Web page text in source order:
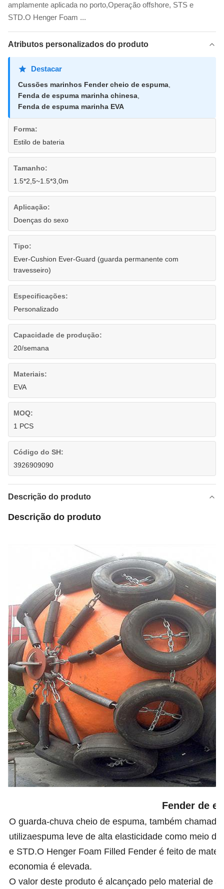
amplamente aplicada no porto,Operação offshore, STS e
STD.O Henger Foam ...
Atributos personalizados do produto
Destacar
Cussões marinhos Fender cheio de espuma
Fenda de espuma marinha chinesa
Fenda de espuma marinha EVA
Forma:
Estilo de bateria
Tamanho:
1.5*2,5~1.5*3,0m
Aplicação:
Doenças do sexo
Tipo:
Ever-Cushion Ever-Guard (guarda permanente com
travesseiro)
Especificações:
Personalizado
Capacidade de produção:
20/semana
Materiais:
EVA
MOQ:
1 PCS
Código do SH:
3926909090
Descrição do produto
Descrição do produto
Fender de
O guarda-chuva cheio de espuma, também
utilizaespuma leve de alta elasticidade como meio
e STD.O Henger Foam Filled Fender é feito de
economia é elevada.
O valor deste produto é alcançado pelo material de